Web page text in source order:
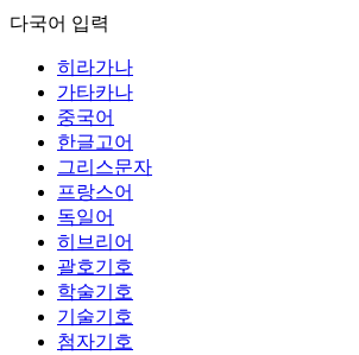
다국어 입력
히라가나
가타카나
중국어
한글고어
그리스문자
프랑스어
독일어
히브리어
괄호기호
학술기호
기술기호
첨자기호